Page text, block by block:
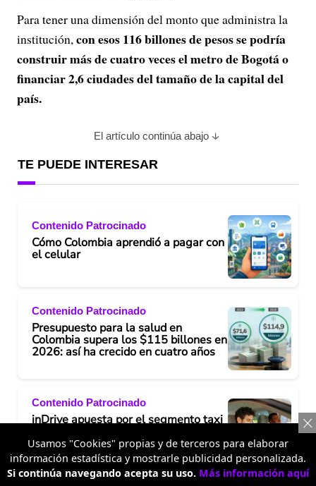
Para tener una dimensión del monto que administra la
institución, con esos 116 billones de pesos se podría
construir más de cuatro veces el metro de Bogotá o
financiar 2,6 ciudades del tamaño de la capital del
país.
El artículo continúa abajo
TE PUEDE INTERESAR
Contenido Patrocinado
Cómo Colombia aprendió a pagar con
el celular
Contenido Patrocinado
Presupuesto para la salud en
Colombia supera los $115 billones en
2026: así ha crecido en cuatro años
Contenido Patrocinado
inDrive apuesta por el segmento taxi
estratégica junto a RTaxi
Usamos "Cookies" propias y de terceros para elaborar
información estadística y mostrarle publicidad personalizada.
Si continúa navegando acepta su uso. Más información aquí